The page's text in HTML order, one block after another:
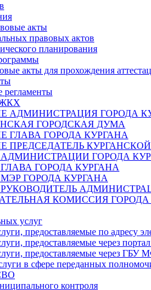
акты
правовых актов
планирования
акты для прохождения
регламенты
ЖКХ
АДМИНИСТРАЦИЯ ГОРОДА
ГОРОДСКАЯ ДУМА
ГЛАВА ГОРОДА КУРГАНА
ПРЕДСЕДАТЕЛЬ
ГОРОДА
ГОРОДА КУРГАНА
ГОРОДА КУРГАНА
КОМИССИЯ ГОРОДА
услуг
предоставляемые по адресу
предоставляемые через портал
предоставляемые через ГБУ
в сфере переданных
контроля